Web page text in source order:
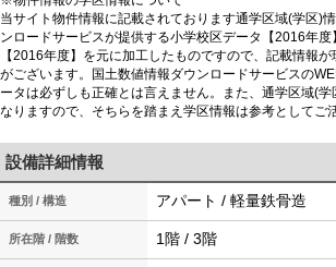
当サイト物件情報に記載されております通学区域(学区)
ンロードサービスが提供する小学校区データ【2016年度
【2016年度】を元に加工したものですので、記載情報
がございます。国土数値情報ダウンロードサービスの
ータは必ずしも正確とは言えません。また、通学区域(
なりますので、そちらを踏まえ学区情報は参考としてご
設備詳細情報
種別 / 構造 アパート / 軽量鉄骨造
所在階 / 階数 1階 / 3階